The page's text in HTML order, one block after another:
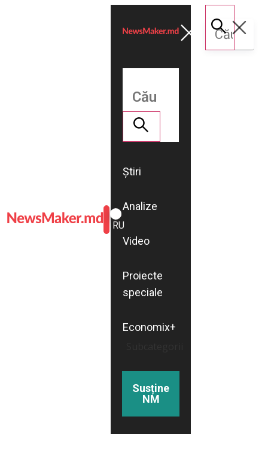
ROMÂNĂ
RU
Știri
Analize
Video
Proiecte
speciale
Economix+
Susține
NM